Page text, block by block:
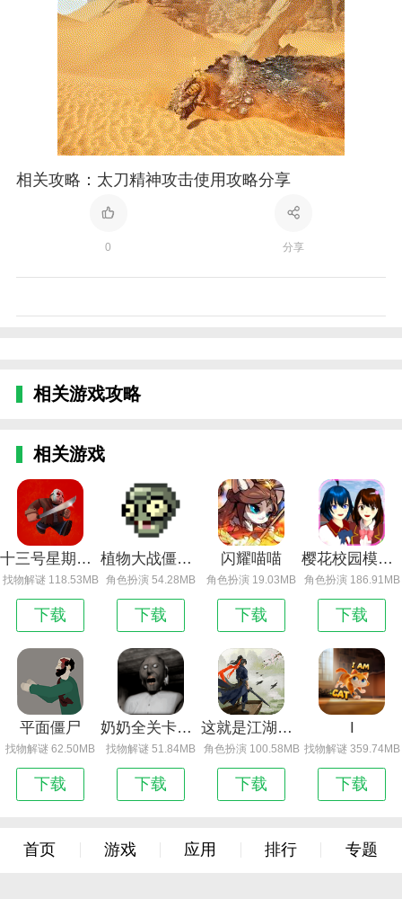
相关攻略：太刀精神攻击使用攻略分享
0 分享
相关游戏攻略
相关游戏
十三号星期五：杀手谜题
找物解谜 118.53MB
下载
植物大战僵尸像素版
角色扮演 54.28MB
下载
闪耀喵喵
角色扮演 19.03MB
下载
樱花校园模拟器
角色扮演 186.91MB
下载
平面僵尸
找物解谜 62.50MB
下载
奶奶全关卡解锁版_奶奶手机版下载
找物解谜 51.84MB
下载
这就是江湖官方版下载
角色扮演 100.58MB
下载
I
找物解谜 359.74MB
下载
首页 游戏 应用 排行 专题